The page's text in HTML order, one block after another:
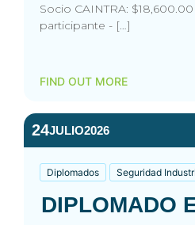
Socio CAINTRA:
participante - […]
FIND OUT MORE
24JULIO2026
Diplomados Seguridad
DIPLOMADO